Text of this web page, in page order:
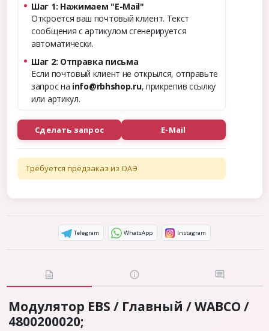
Шаг 1: Нажимаем "E-Mail"
Откроется ваш почтовый клиент. Текст
сообщения с артикулом сгенерируется
автоматически.
Шаг 2: Отправка письма
Если почтовый клиент не открылся, отправьте
запрос на info@rbhshop.ru, прикрепив ссылку
или артикул.
Сделать запрос E-Mail
Требуется предзаказ из ОАЭ
Telegram WhatsApp Instagram
Модулятор EBS / Главный / WABCO /
4800200020;